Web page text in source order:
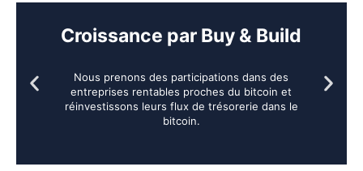
Croissance par Buy & Build
Nous prenons des participations dans des
entreprises rentables proches du bitcoin et
réinvestissons leurs flux de trésorerie dans le
bitcoin.